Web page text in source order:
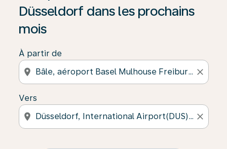
Düsseldorf dans les prochains
mois
À partir de
location_on close
Vers
location_on close